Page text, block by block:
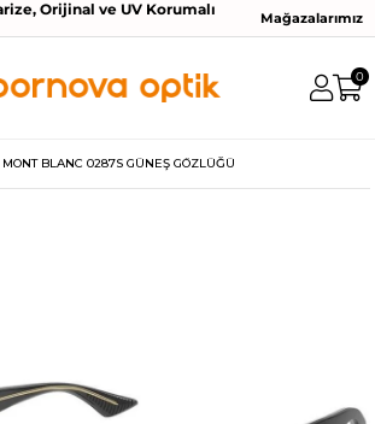
Orijinal ve UV Korumalı
Mağazalarımız
0
MONT BLANC 0287S GÜNEŞ GÖZLÜĞÜ